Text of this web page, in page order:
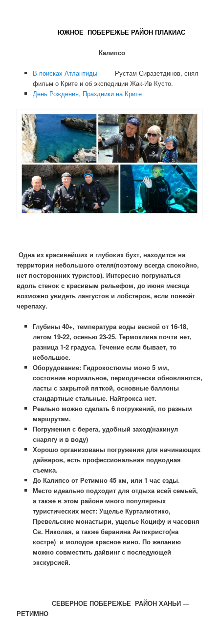
ЮЖНОЕ ПОБЕРЕЖЬЕ РАЙОН ПЛАКИАС
Калипсо
В поисках АтлантидыРустам Сиразетдинов, снял
фильм о Крите и об экспедиции Жак-Ив Кусто.
День Рождения, Праздники на Крите
Одна из красивейших и глубоких бухт, находится на
территории небольшого отеля(поэтому всегда спокойно,
нет посторонних туристов). Интересно погружаться
вдоль стенок с красивым рельефом, до июня месяца
возможно увидеть лангустов и лобстеров, если повезёт
черепаху.
Глубины 40+, температура воды весной от 16-18,
летом 19-22, осенью 23-25. Термоклина почти нет,
разница 1-2 градуса. Течение если бывает, то
небольшое.
Оборудование: Гидрокостюмы моно 5 мм,
состояние нормальное, периодически обновляются,
ласты с закрытой пяткой, основные баллоны
стандартные стальные. Найтрокса нет.
Реально можно сделать 6 погружений, по разным
маршрутам.
Погружения с берега, удобный заход(накинул
снарягу и в воду)
Хорошо организованы погружения для начинающих
дайверов, есть профессиональная подводная
съемка.
До Калипсо от Ретимно 45 км, или 1 час езды.
Место идеально подходит для отдыха всей семьей,
а также в этом районе много популярных
туристических мест: Ущелье Курталиотико,
Превельские монастыри, ущелье Коцифу и часовня
Св. Николая, а также баранина Антикристо(на
костре) и молодое красное вино. По желанию
можно совместить дайвинг с последующей
экскурсией.
СЕВЕРНОЕ ПОБЕРЕЖЬЕ РАЙОН ХАНЬИ —
РЕТИМНО